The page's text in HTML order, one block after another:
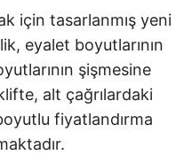
için tasarlanmış yeni
eyalet boyutlarının
şişmesine
alt çağrılardaki
fiyatlandırma